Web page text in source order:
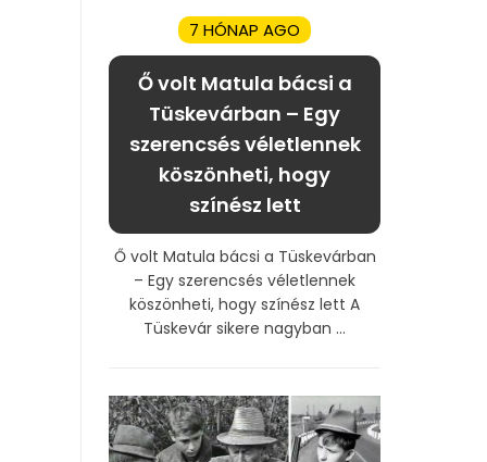
7 HÓNAP AGO
Ő volt Matula bácsi a
Tüskevárban – Egy
szerencsés véletlennek
köszönheti, hogy
színész lett
Ő volt Matula bácsi a Tüskevárban
– Egy szerencsés véletlennek
köszönheti, hogy színész lett A
Tüskevár sikere nagyban ...